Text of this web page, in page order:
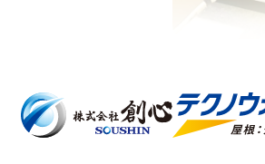
しました
寧に取り